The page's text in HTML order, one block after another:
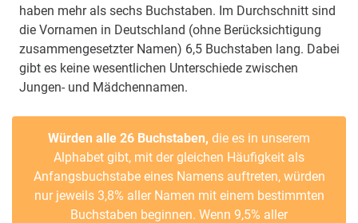
haben mehr als sechs Buchstaben. Im Durchschnitt sind
die Vornamen in Deutschland (ohne Berücksichtigung
zusammengesetzter Namen) 6,5 Buchstaben lang. Dabei
gibt es keine wesentlichen Unterschiede zwischen
Jungen- und Mädchennamen.
Würden alle 26 Buchstaben, die es in unserem
Alphabet gibt, mit der gleichen Häufigkeit als
Anfangsbuchstabe eines Namens auftreten, würden
nur jeweils 3,8% aller Namen mit einem bestimmten
Buchstaben beginnen. Wenn 9,5% aller